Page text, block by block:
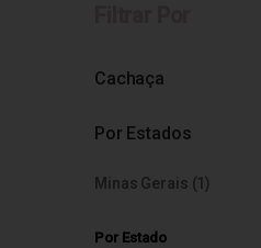
Cachaça
Por Estados
Minas Gerais (1)
Por Estado